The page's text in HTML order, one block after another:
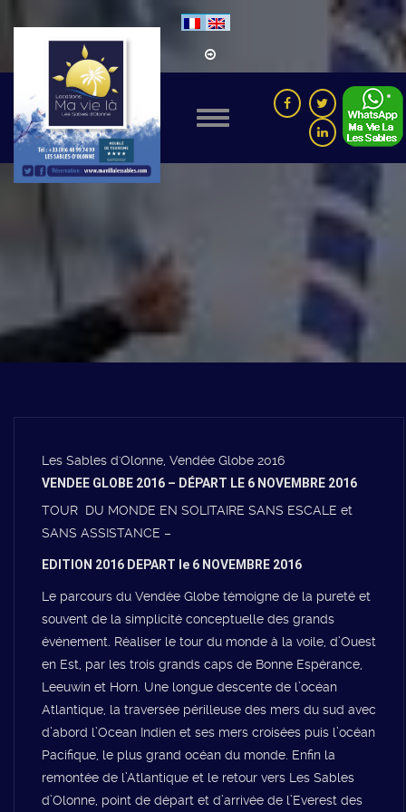
Les Sables d'Olonne, Vendée Globe 2016
VENDEE GLOBE 2016 – DÉPART LE 6 NOVEMBRE 2016
TOUR DU MONDE EN SOLITAIRE SANS ESCALE et
SANS ASSISTANCE –
EDITION 2016 DEPART le 6 NOVEMBRE 2016
Le parcours du Vendée Globe témoigne de la pureté et
souvent de la simplicité conceptuelle des grands
événement. Réaliser le tour du monde à la voile, d’Ouest
en Est, par les trois grands caps de Bonne Espérance,
Leeuwin et Horn. Une longue descente de l’océan
Atlantique, la traversée périlleuse des mers du sud avec
d’abord l’Ocean Indien et ses mers croisées puis l’océan
Pacifique, le plus grand océan du monde. Enfin la
remontée de l’Atlantique et le retour vers Les Sables
d’Olonne, point de départ et d’arrivée de l’Everest des